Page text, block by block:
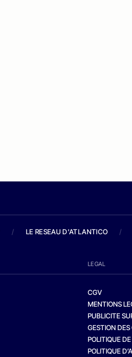
/ LE RESEAU D'ATLANTICO /
LEGAL
CGV
MENTIONS
PUBLICITE
GESTION DES
POLITIQUE
POLITIQUE